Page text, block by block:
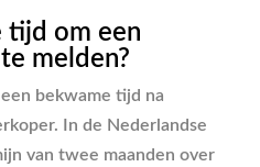
tijd om een
melden?
bekwame tijd na
In de Nederlandse
van twee maanden over